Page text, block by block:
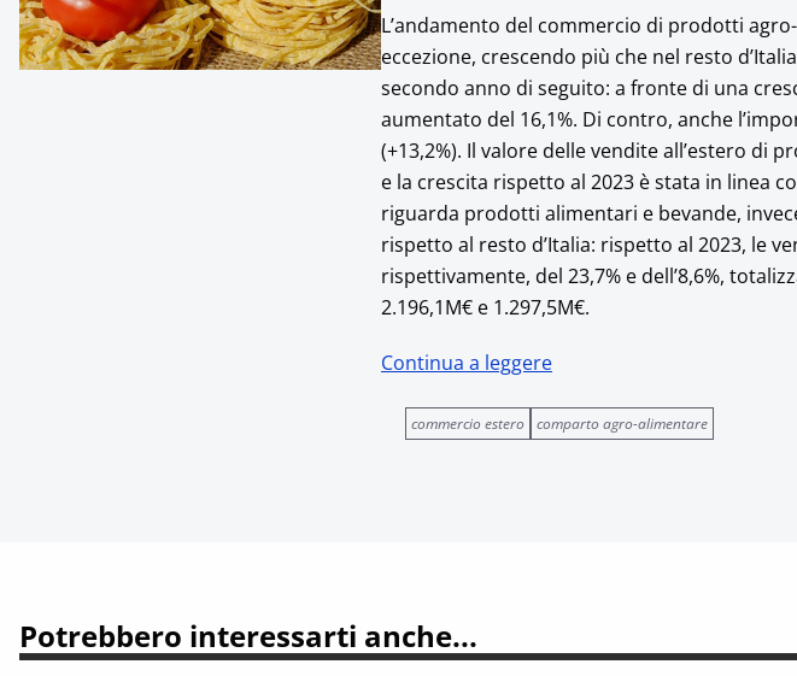
L’andamento del commercio di prodotti
eccezione, crescendo più che nel resto
secondo anno di seguito: a fronte di una
aumentato del 16,1%. Di contro, anche
(+13,2%). Il valore delle vendite all’estero di
e la crescita rispetto al 2023 è stata in linea
riguarda prodotti alimentari e bevande,
rispetto al resto d’Italia: rispetto al 2023, le
rispettivamente, del 23,7% e dell’8,6%,
2.196,1M€ e 1.297,5M€.
Continua a leggere
commercio estero comparto agro-alimentare
Potrebbero interessarti anche...